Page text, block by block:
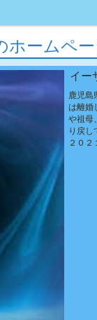
ホームペ
イー
鹿児島
は離婚
や祖母
り戻し
２０